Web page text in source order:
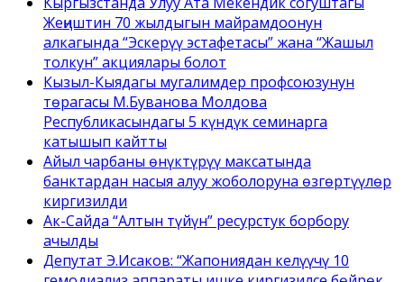
Жеңиштин 70 жылдыгын майрамдоонун
алкагында “Эскерүү эстафетасы” жана “Жашыл
толкун” акциялары болот
Кызыл-Кыядагы мугалимдер профсоюзунун
төрагасы М.Буванова Молдова
Республикасындагы 5 күндүк семинарга
катышып кайтты
Айыл чарбаны өнүктүрүү максатында
банктардан насыя алуу жоболоруна өзгөртүүлөр
киргизилди
Ак-Сайда “Алтын түйүн” ресурстук борбору
ачылды
Депутат Э.Исаков: “Жапониядан келүүчү 10